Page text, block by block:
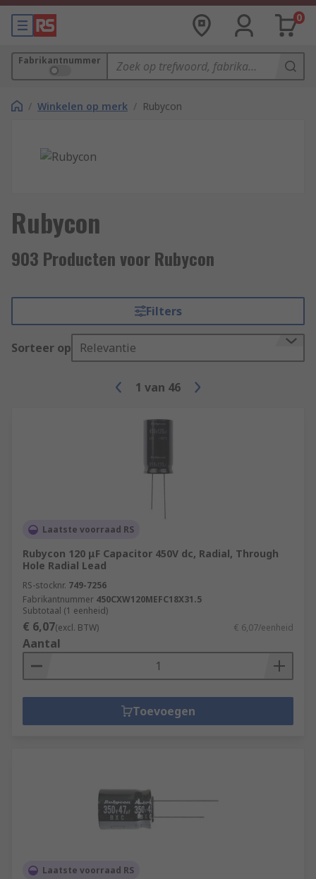
0
Fabrikantnummer
/ Winkelen op merk / Rubycon
Rubycon
903 Producten voor Rubycon
Filters
Sorteer op Relevantie
1 van 46
Laatste voorraad RS
Rubycon 120 μF Capacitor 450V dc, Radial, Through
Hole Radial Lead
RS-stocknr. 749-7256
Fabrikantnummer 450CXW120MEFC18X31.5
Subtotaal (1 eenheid)
€ 6,07(excl. BTW) € 6,07/eenheid
Aantal
Toevoegen
Laatste voorraad RS